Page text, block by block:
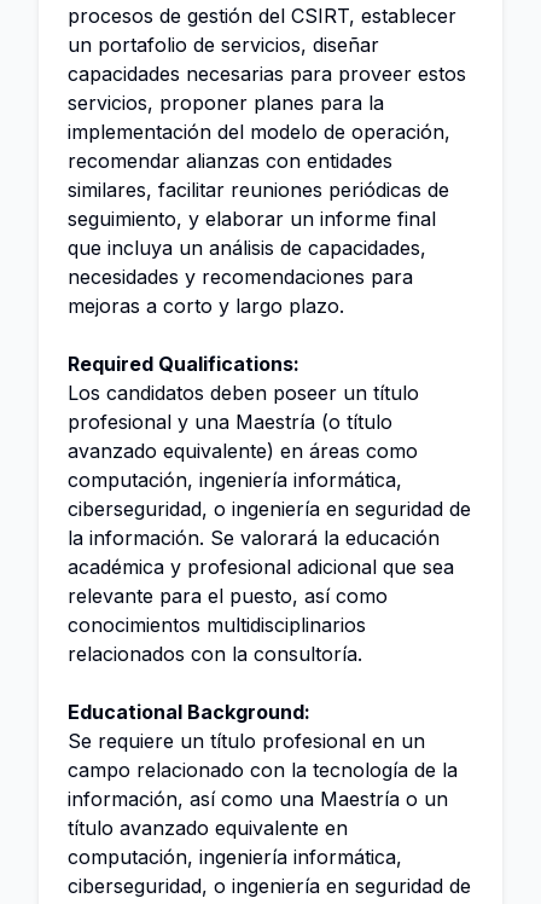
procesos de gestión del CSIRT, establecer
un portafolio de servicios, diseñar
capacidades necesarias para proveer estos
servicios, proponer planes para la
implementación del modelo de operación,
recomendar alianzas con entidades
similares, facilitar reuniones periódicas de
seguimiento, y elaborar un informe final
que incluya un análisis de capacidades,
necesidades y recomendaciones para
mejoras a corto y largo plazo.
Required Qualifications:
Los candidatos deben poseer un título
profesional y una Maestría (o título
avanzado equivalente) en áreas como
computación, ingeniería informática,
ciberseguridad, o ingeniería en seguridad de
la información. Se valorará la educación
académica y profesional adicional que sea
relevante para el puesto, así como
conocimientos multidisciplinarios
relacionados con la consultoría.
Educational Background:
Se requiere un título profesional en un
campo relacionado con la tecnología de la
información, así como una Maestría o un
título avanzado equivalente en
computación, ingeniería informática,
ciberseguridad, o ingeniería en seguridad de